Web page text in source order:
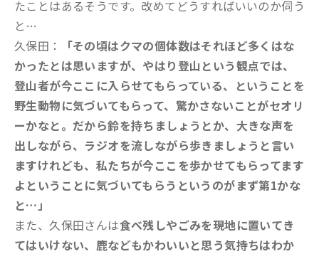
たことはあるそうです。改めてどうすればいいのか伺う
と…
久保田：
「その頃はクマの個体数はそれほど多くはな
かったとは思いますが、やはり登山という観点では、
登山者が今ここに入らせてもらっている、ということを
野生動物に気づいてもらって、驚かさないことがセオリ
ーかなと。だから鈴を持ちましょうとか、大きな声を
出しながら、ラジオを流しながら歩きましょうと言い
ますけれども、私たちが今ここを歩かせてもらってます
よということに気づいてもらうというのがまず第1かな
と…」
また、久保田さんは食べ残しやごみを現地に置いてき
てはいけない、鹿などもかわいいと思う気持ちはわか